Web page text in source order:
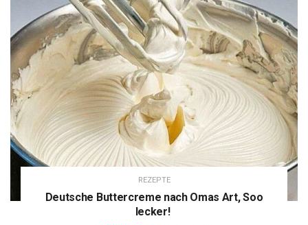
REZEPTE
Deutsche Buttercreme nach Omas Art, Soo
lecker!